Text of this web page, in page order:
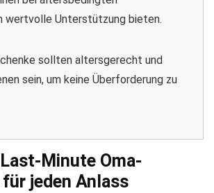
wertvolle Unterstützung bieten.
sollten altersgerecht und
sein, um keine Überforderung zu
Minute Oma-
jeden Anlass